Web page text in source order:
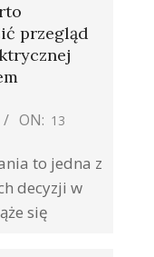
przegląd
ON: 13
to jedna z
decyzji w
się